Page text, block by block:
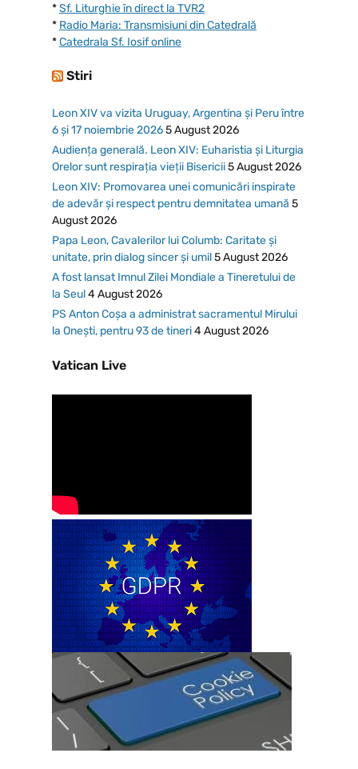
*Sf. Liturghie în direct la TVR2
* Radio Maria: Transmisiuni din Catedrală
*Catedrala Sf. Iosif online
Stiri
Leon XIV va vizita Uruguay, Argentina și Peru între
6 și 17 noiembrie 20265 August 2026
Audiența generală. Leon XIV: Euharistia și Liturgia
Orelor sunt respirația vieții Bisericii5 August 2026
Leon XIV: Promovarea unei comunicări inspirate
de adevăr și respect pentru demnitatea umană 5
August 2026
Papa Leon, Cavalerilor lui Columb: Caritate și
unitate, prin dialog sincer și umil5 August 2026
A fost lansat Imnul Zilei Mondiale a Tineretului de
la Seul4 August 2026
PS Anton Coșa a administrat sacramentul Mirului
la Onești, pentru 93 de tineri4 August 2026
Vatican Live